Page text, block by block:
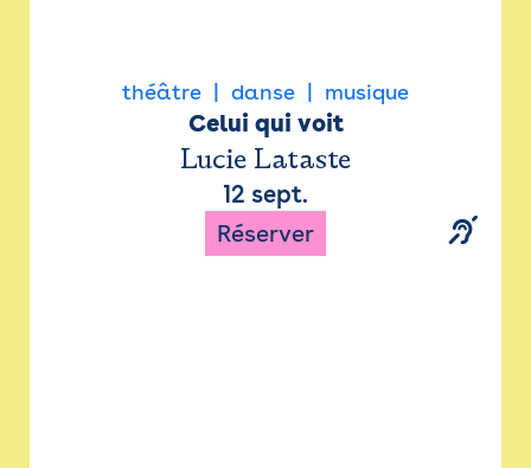
théâtre danse musique
Celui qui voit
Lucie Lataste
12 sept.
Réserver